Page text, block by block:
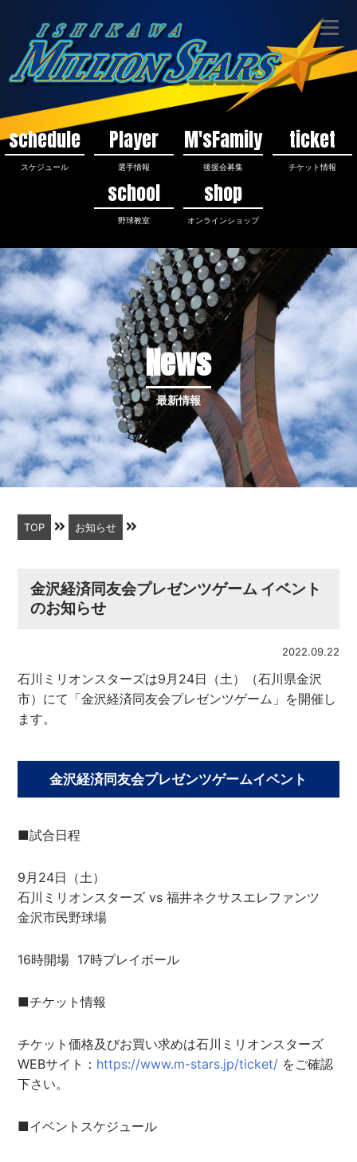
schedule
スケジュール
Player
選手情報
M'sFamily
後援会募集
ticket
チケット情報
school
野球教室
shop
オンラインショップ
News
最新情報
TOP お知らせ
金沢経済同友会プレゼンツゲーム イベント
のお知らせ
2022.09.22
石川ミリオンスターズは9月24日（土）（石川県金沢
市）にて「金沢経済同友会プレゼンツゲーム」を開催し
ます。
金沢経済同友会プレゼンツゲームイベント
■試合日程
9月24日（土）
石川ミリオンスターズ vs 福井ネクサスエレファンツ
金沢市民野球場
16時開場 17時プレイボール
■チケット情報
チケット価格及びお買い求めは石川ミリオンスターズ
WEBサイト： https://www.m-stars.jp/ticket/ をご確認
下さい。
■イベントスケジュール